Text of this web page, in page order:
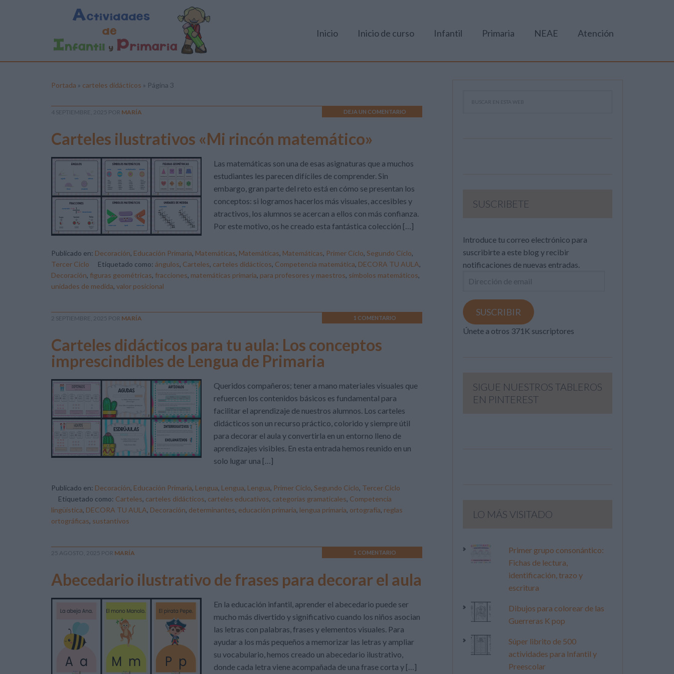
Inicio Inicio de curso Infantil Primaria NEAE Atención
Portada » carteles didácticos » Página 3
4 SEPTIEMBRE, 2025 POR MARÍA DEJA UN COMENTARIO
Carteles ilustrativos «Mi rincón matemático»
Las matemáticas son una de esas asignaturas que a muchos
estudiantes les parecen difíciles de comprender. Sin
embargo, gran parte del reto está en cómo se presentan los
conceptos: si logramos hacerlos más visuales, accesibles y
atractivos, los alumnos se acercan a ellos con más confianza.
Por este motivo, os he creado esta fantástica colección […]
Publicado en: Decoración, Educación Primaria, Matemáticas, Matemáticas, Matemáticas, Primer Ciclo, Segundo Ciclo,
Tercer Ciclo
Etiquetado como: ángulos, Carteles, carteles didácticos, Competencia matemática, DECORA TU AULA,
Decoración, figuras geométricas, fracciones, matemáticas primaria, para profesores y maestros, símbolos matemáticos,
unidades de medida, valor posicional
2 SEPTIEMBRE, 2025 POR MARÍA 1 COMENTARIO
Carteles didácticos para tu aula: Los conceptos
imprescindibles de Lengua de Primaria
Queridos compañeros; tener a mano materiales visuales que
refuercen los contenidos básicos es fundamental para
facilitar el aprendizaje de nuestros alumnos. Los carteles
didácticos son un recurso práctico, colorido y siempre útil
para decorar el aula y convertirla en un entorno lleno de
aprendizajes visibles. En esta entrada hemos reunido en un
solo lugar una […]
Publicado en: Decoración, Educación Primaria, Lengua, Lengua, Lengua, Primer Ciclo, Segundo Ciclo, Tercer Ciclo
Etiquetado como: Carteles, carteles didácticos, carteles educativos, categorías gramaticales, Competencia
lingüística, DECORA TU AULA, Decoración, determinantes, educación primaria, lengua primaria, ortografía, reglas
ortográficas, sustantivos
25 AGOSTO, 2025 POR MARÍA 1 COMENTARIO
Abecedario ilustrativo de frases para decorar el aula
En la educación infantil, aprender el abecedario puede ser
mucho más divertido y significativo cuando los niños asocian
las letras con palabras, frases y elementos visuales. Para
ayudar a los más pequeños a memorizar las letras y ampliar
su vocabulario, hemos creado un abecedario ilustrativo,
donde cada letra viene acompañada de una frase corta y […]
SUSCRIBETE
Introduce tu correo electrónico para
suscribirte a este blog y recibir
notificaciones de nuevas entradas.
Dirección
email
SUSCRIBIR
Únete a otros 371K suscriptores
SIGUE NUESTROS TABLEROS
EN PINTEREST
LO MÁS VISITADO
Primer grupo consonántico:
Fichas de lectura,
identificación, trazo y
escritura
Dibujos para colorear de las
Guerreras K pop
Súper librito de 500
actividades para Infantil y
Preescolar